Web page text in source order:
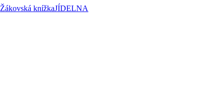
Žákovská knížkaJÍDELNA